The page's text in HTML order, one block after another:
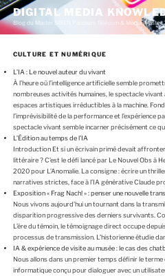
A
l
e
DIGITAL MEDIA
Blog du Master SIREN Parcours Télécom & Média (Master
CULTURE ET NUMÉRIQUE
L’IA : Le nouvel auteur du vivant
À l’heure où l’intelligence artificielle semble
nombreuses activités humaines, le spectacle
espaces artistiques irréductibles à la machine.
l’imprévisibilité de la performance et l’expérience
spectacle vivant semble incarner précisément ce qui
L’Édition au temps de l’IA
Introduction Et si un écrivain primé devait
littéraire ? C’est le défi lancé par Le Nouvel Obs à
2020 pour L’Anomalie. La consigne : écrire un
narratives strictes, face à l’IA générative Claude
Exposition « Frag Nach! » : penser une nouvelle
Nous vivons aujourd’hui un tournant dans la
disparition progressive des derniers survivants.
L’ère du témoin, le témoignage direct occupe
processus de transmission. L’historienne étudie
IA & expérience de visite au musée : le cas des
Nous allons dans un premier temps définir le
informatique conçu pour dialoguer avec un